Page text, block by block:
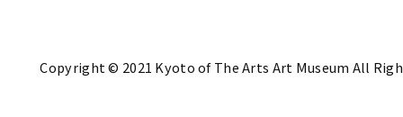
Copyright © 2021 Kyoto of The Arts Art Museum All